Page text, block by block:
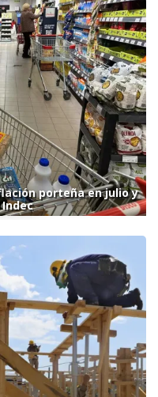
porteña en julio y